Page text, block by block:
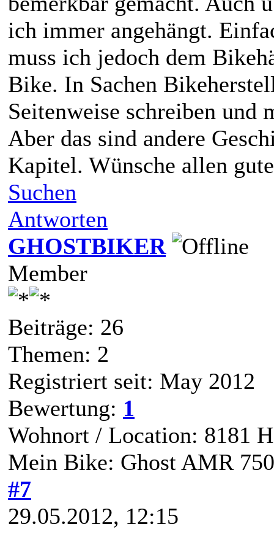
ich immer angehängt.
muss ich jedoch dem
Bike. In Sachen
Seitenweise schreiben und
Aber das sind andere
Kapitel. Wünsche allen
Suchen
Antworten
GHOSTBIKER
Member
Beiträge: 26
Themen: 2
Registriert seit: May 2012
Bewertung: 1
Wohnort / Location: 8181
Mein Bike: Ghost AMR
#7
29.05.2012, 12:15